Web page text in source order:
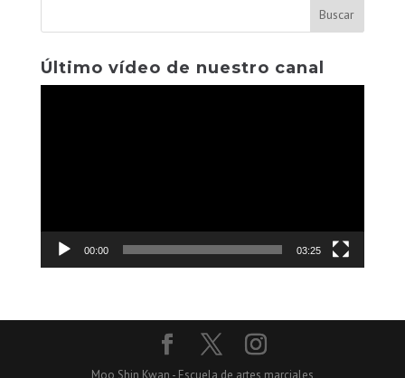
Último vídeo de nuestro canal
00:00 03:25
Moo Shin Kwan - Escuela de artes marciales